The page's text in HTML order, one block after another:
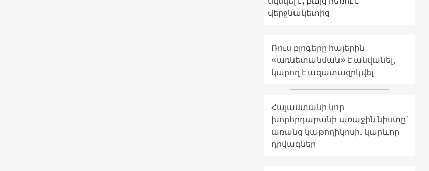
վերջնակետից
Ռուս բլոգերը հայերին
«առնետանման» է անվանել,
կարող է ազատազրկվել
Հայաստանի նոր
խորհրդարանի առաջին նիստը՝
առանց կաթողիկոսի. կարևոր
դրվագներ